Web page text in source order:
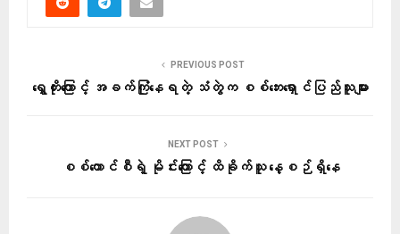
PREVIOUS POST
ရွှေတိုးကြောင့် အခက်ကြုံနေရတဲ့ သံတွဲက စစ်ဘေးရှောင်ပြည်သူများ
NEXT POST
စစ်ကောင်စီရဲ့ မိုင်းကြောင့် ထိခိုက်သူ နေ့စဉ်ရှိနေ